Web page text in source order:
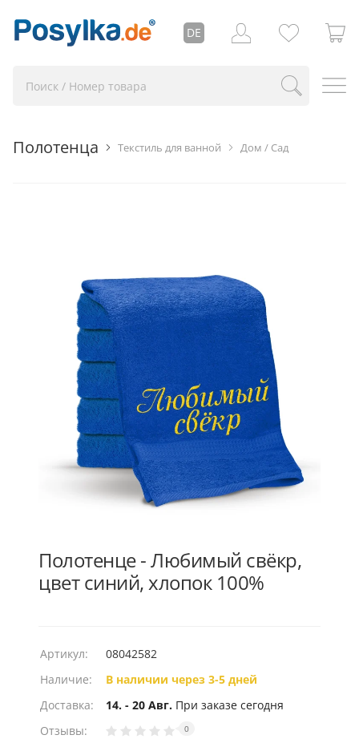
DE
Дом / Сад
Текстиль для ванной
Полотенца
Полотенце - Любимый свёкр,
цвет синий, хлопок 100%
Артикул:
08042582
Наличие:
В наличии через 3-5 дней
Доставка:
14. - 20 Авг. При заказе сегодня
Отзывы:
0